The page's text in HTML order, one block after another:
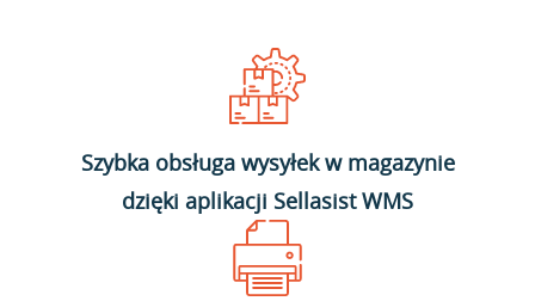
Szybka obsługa wysyłek w magazynie
dzięki aplikacji Sellasist WMS